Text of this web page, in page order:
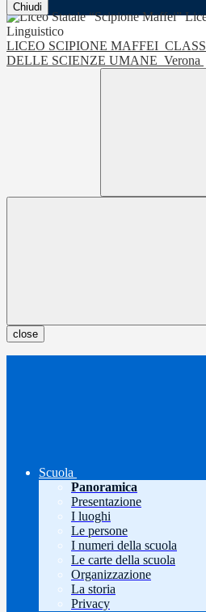
Chiudi
LICEO SCIPIONE MAFFEI
DELLE SCIENZE UMANE Verona
close
Scuola
Panoramica
Presentazione
I luoghi
Le persone
I numeri della scuola
Le carte della scuola
Organizzazione
La storia
Privacy